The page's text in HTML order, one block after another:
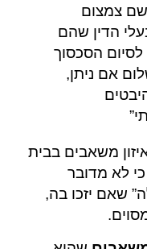
צמצום
הדין שהם
הסכסוך
אם ניתן,
משאבים בבית
לא מדובר
שאם יזכו בה,